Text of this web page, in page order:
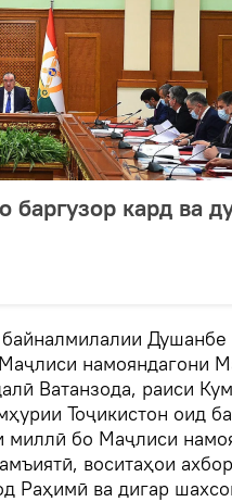
кард ва
Душанбе
намояндагони
Ватанзода, раиси
Тоҷикистон оид ба
миллӣ бо Маҷлиси
воситаҳои
Раҳимӣ ва дигар